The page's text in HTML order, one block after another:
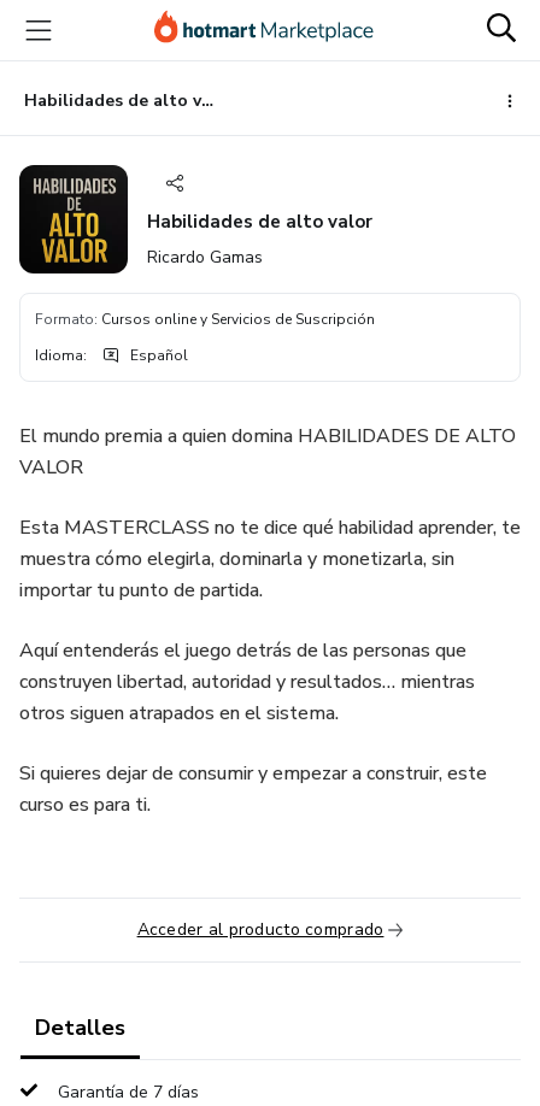
principal
página
de
página
Habilidades de alto valor
Habilidades de alto valor
Ricardo Gamas
Formato: Cursos online y Servicios de Suscripción
Idioma: Español
El mundo premia a quien domina HABILIDADES DE ALTO
VALOR
Esta MASTERCLASS no te dice qué habilidad aprender, te
muestra cómo elegirla, dominarla y monetizarla, sin
importar tu punto de partida.
Aquí entenderás el juego detrás de las personas que
construyen libertad, autoridad y resultados… mientras
otros siguen atrapados en el sistema.
Si quieres dejar de consumir y empezar a construir, este
curso es para ti.
Acceder al producto comprado
Detalles
Garantía de 7 días